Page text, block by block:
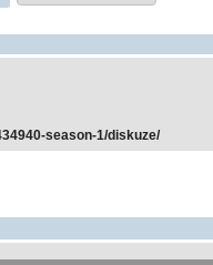
season-1/diskuze/